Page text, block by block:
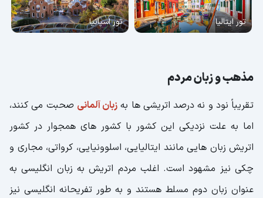
تور ایتالیا تور اسپانیا
مذهب و زبان مردم
تقریباً نود و نه درصد اتریشی ها به زبان آلمانی صحبت می کنند،
اما به علت نزدیکی این کشور با کشور های همجوار در کشور
اتریش زبان هایی مانند ایتالیایی، اسلوونیایی، کرواتی، مجاری و
چکی نیز مشهود است. اغلب مردم اتریش به زبان انگلیسی به
عنوان زبان دوم مسلط هستند و به طور تفریحانه انگلیسی نیز